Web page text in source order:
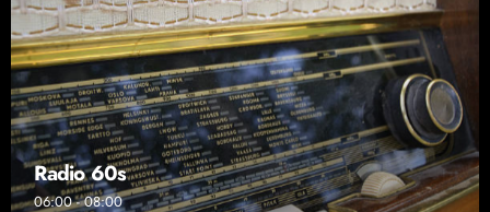
Radio 60s
06:00 - 08:00